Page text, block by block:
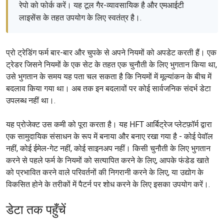
रेपो को फोर्क करें। यह टूल गैर-व्यावसायिक है और एमआईटी
लाइसेंस के तहत उपयोग के लिए स्वतंत्र है।.
प्रो ट्रेडिंग फर्म बार-बार और चुपके से अपने नियमों को अपडेट करती हैं। एक
ट्रेडर जिसने नियमों के एक सेट के तहत एक चुनौती के लिए भुगतान किया था,
उसे भुगतान के समय यह पता चल सकता है कि नियमों में मूल्यांकन के बीच में
बदलाव किया गया था। अब तक इन बदलावों पर कोई सार्वजनिक संदर्भ डेटा
उपलब्ध नहीं था।.
यह प्रोजेक्ट उस कमी को पूरा करता है। यह HFT आर्बिट्रेज प्लेटफ़ॉर्म द्वारा
एक सामुदायिक संसाधन के रूप में बनाया और बनाए रखा गया है - कोई पेवॉल
नहीं, कोई ईमेल-गेट नहीं, कोई साइनअप नहीं। किसी चुनौती के लिए भुगतान
करने से पहले फर्म के नियमों को सत्यापित करने के लिए, आपके फंडेड खाते
को प्रभावित करने वाले परिवर्तनों की निगरानी करने के लिए, या उद्योग के
विकसित होने के तरीकों में पैटर्न पर शोध करने के लिए इसका उपयोग करें।.
डेटा तक पहुँचें